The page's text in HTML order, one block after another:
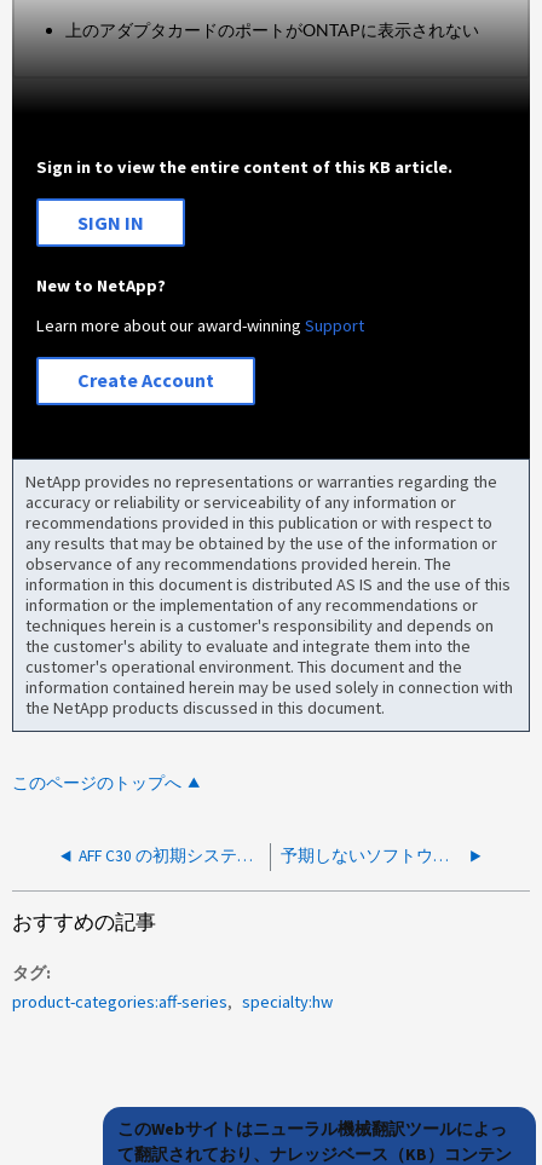
上のアダプタカードのポートがONTAPに表示されない
Sign in to view the entire content of this KB article.
SIGN IN
New to NetApp?
Learn more about our award-winningSupport
Create Account
NetApp provides no representations or warranties regarding the
accuracy or reliability or serviceability of any information or
recommendations provided in this publication or with respect to
any results that may be obtained by the use of the information or
observance of any recommendations provided herein. The
information in this document is distributed AS IS and the use of this
information or the implementation of any recommendations or
techniques herein is a customer's responsibility and depends on
the customer's ability to evaluate and integrate them into the
customer's operational environment. This document and the
information contained herein may be used solely in connection with
the NetApp products discussed in this document.
このページのトップへ
AFF C30 の初期システムセットアップがルータの削除エラーでループに陥りました 予期しないソフトウェアエラー mlx5_core err=0xfffffff0:115 により、ネットワークインターフェイス e0a および e0b の初期化に失敗しました
おすすめの記事
タグ
product-categories:aff-series
specialty:hw
このWebサイトはニューラル機械翻訳ツールによっ
て翻訳されており、ナレッジベース（KB）コンテン